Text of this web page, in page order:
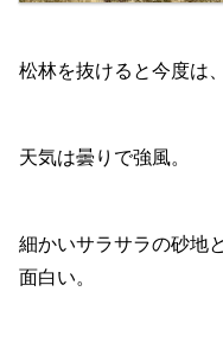
松林を抜けると今度は
天気は曇りで強風。
細かいサラサラの砂地
面白い。